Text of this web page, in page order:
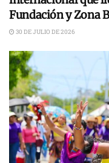
Fundación y Zona
30 DE JULIO DE 2026